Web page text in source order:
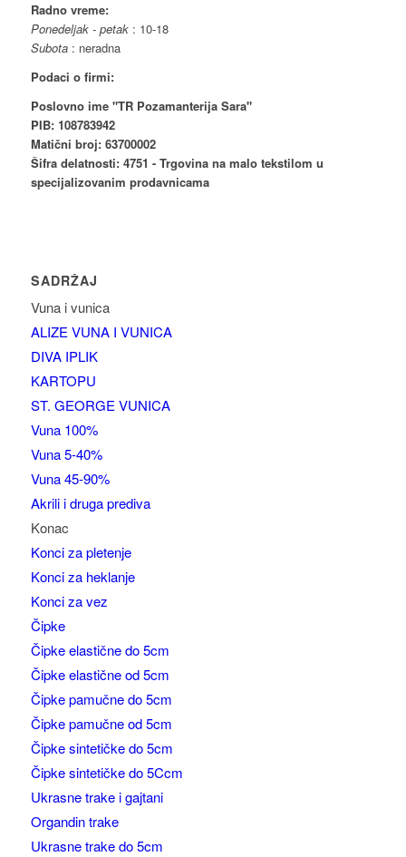
Radno vreme:
Ponedeljak - petak: 10-18
Subota: neradna
Podaci o firmi:
Poslovno ime "TR Pozamanterija Sara"
PIB: 108783942
Matični broj: 63700002
Šifra delatnosti: 4751 - Trgovina na malo tekstilom u
specijalizovanim prodavnicama
SADRŽAJ
Vuna i vunica
ALIZE VUNA I VUNICA
DIVA IPLIK
KARTOPU
ST. GEORGE VUNICA
Vuna 100%
Vuna 5-40%
Vuna 45-90%
Akrili i druga prediva
Konac
Konci za pletenje
Konci za heklanje
Konci za vez
Čipke
Čipke elastične do 5cm
Čipke elastične od 5cm
Čipke pamučne do 5cm
Čipke pamučne od 5cm
Čipke sintetičke do 5cm
Čipke sintetičke do 5Ccm
Ukrasne trake i gajtani
Organdin trake
Ukrasne trake do 5cm